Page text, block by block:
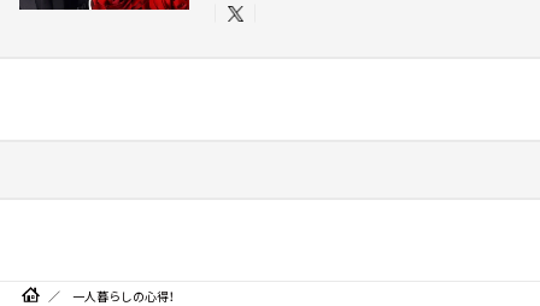
一人暮らしの心得！